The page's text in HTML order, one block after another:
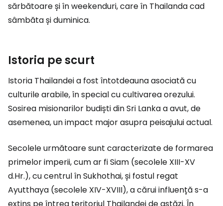
sărbătoare și în weekenduri, care în Thailanda cad
sâmbăta și duminica.
Istoria pe scurt
Istoria Thailandei a fost întotdeauna asociată cu
culturile arabile, în special cu cultivarea orezului.
Sosirea misionarilor budiști din Sri Lanka a avut, de
asemenea, un impact major asupra peisajului actual.
Secolele următoare sunt caracterizate de formarea
primelor imperii, cum ar fi Siam (secolele XIII-XV
d.Hr.), cu centrul în Sukhothai, și fostul regat
Ayutthaya (secolele XIV-XVIII), a cărui influență s-a